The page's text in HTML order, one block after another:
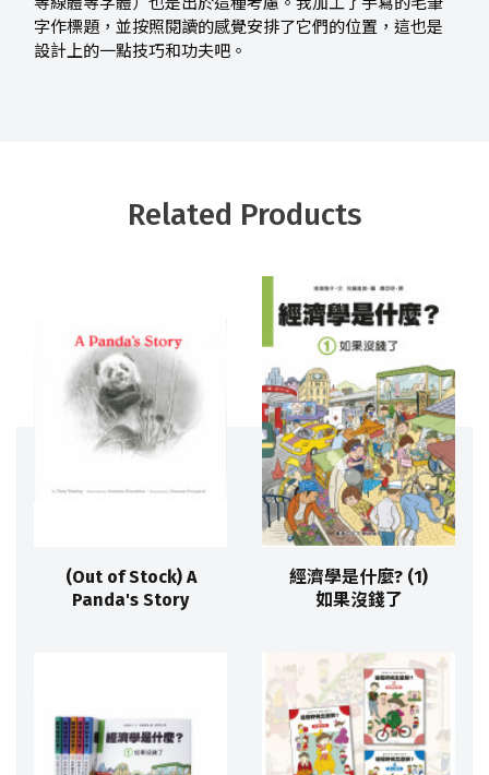
字作標題，並按照閱讀的感覺安排了它們的位置，這也是
設計上的一點技巧和功夫吧。
Related Products
(Out of Stock) A
Panda's Story
經濟學是什麼? (1)
如果沒錢了